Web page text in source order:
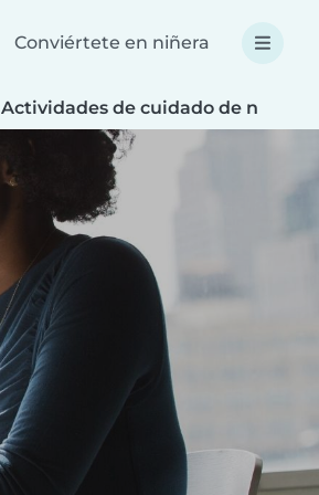
Conviértete en niñera
Actividades de cuidado de niños